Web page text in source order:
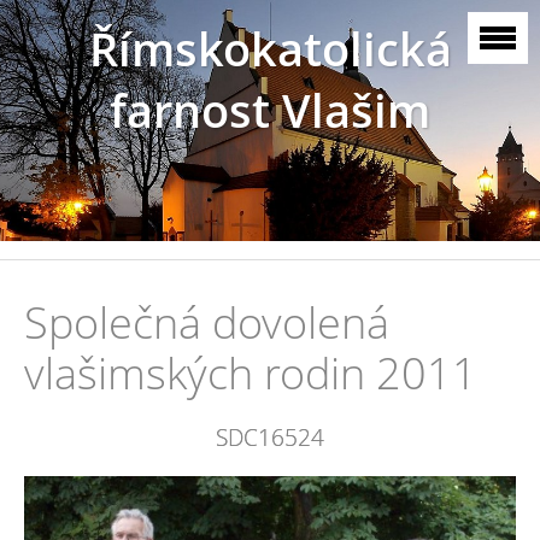
Římskokatolická
farnost Vlašim
Společná dovolená
vlašimských rodin 2011
SDC16524